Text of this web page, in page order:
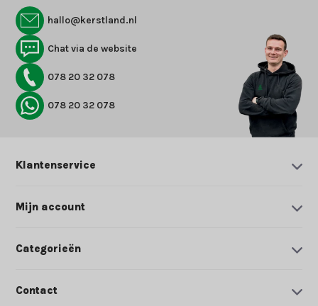
hallo@kerstland.nl
Chat via de website
078 20 32 078
078 20 32 078
Klantenservice
Mijn account
Categorieën
Contact